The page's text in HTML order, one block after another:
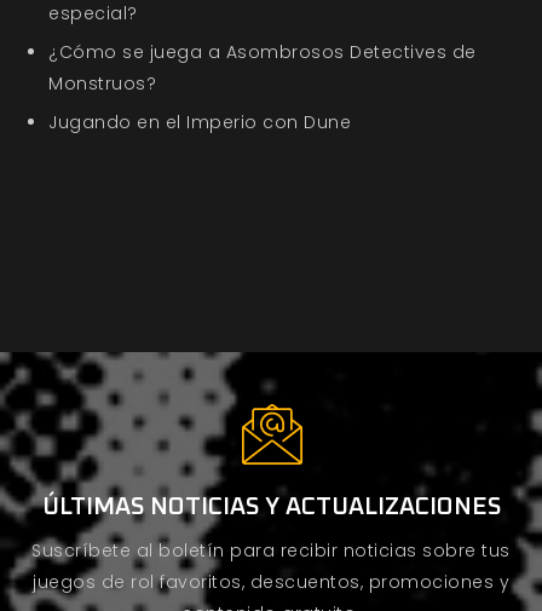
especial?
¿Cómo se juega a Asombrosos Detectives de
Monstruos?
Jugando en el Imperio con Dune
ÚLTIMAS NOTICIAS Y ACTUALIZACIONES
Suscríbete al boletín para recibir noticias sobre tus
juegos de rol favoritos, descuentos, promociones y